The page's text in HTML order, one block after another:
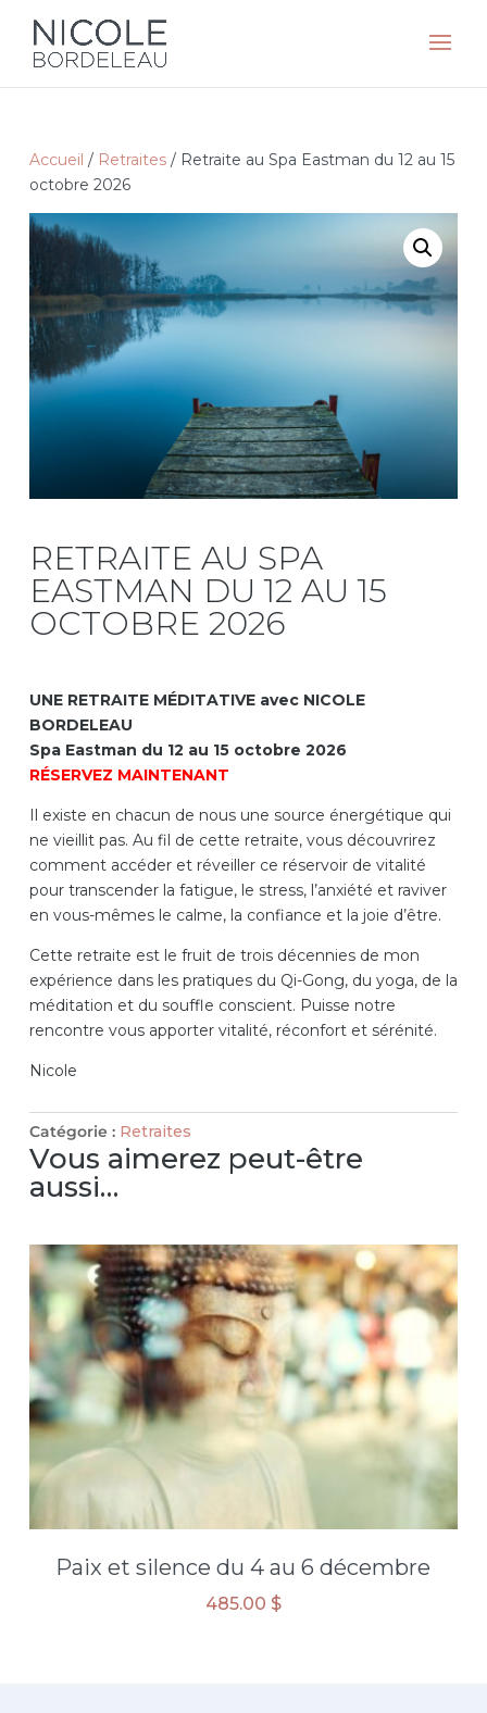
Accueil / Retraites/ Retraite au Spa Eastman du 12 au 15
octobre 2026
RETRAITE AU SPA
EASTMAN DU 12 AU 15
OCTOBRE 2026
UNE RETRAITE MÉDITATIVE avec NICOLE
BORDELEAU
Spa Eastman du 12 au 15 octobre 2026
RÉSERVEZ MAINTENANT
Il existe en chacun de nous une source énergétique qui
ne vieillit pas. Au fil de cette retraite, vous découvrirez
comment accéder et réveiller ce réservoir de vitalité
pour transcender la fatigue, le stress, l’anxiété et raviver
en vous-mêmes le calme, la confiance et la joie d’être.
Cette retraite est le fruit de trois décennies de mon
expérience dans les pratiques du Qi-Gong, du yoga, de la
méditation et du souffle conscient. Puisse notre
rencontre vous apporter vitalité, réconfort et sérénité.
Nicole
Catégorie : Retraites
Vous aimerez peut-être
aussi…
Paix et silence du 4 au 6 décembre
485.00 $